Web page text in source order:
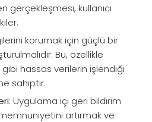
gerçekleşmesi, kullanıcı
korumak için güçlü bir
Bu, özellikle
hassas verilerin işlendiği
sahiptir.
: Uygulama içi geri bildirim
memnuniyetini artırmak ve